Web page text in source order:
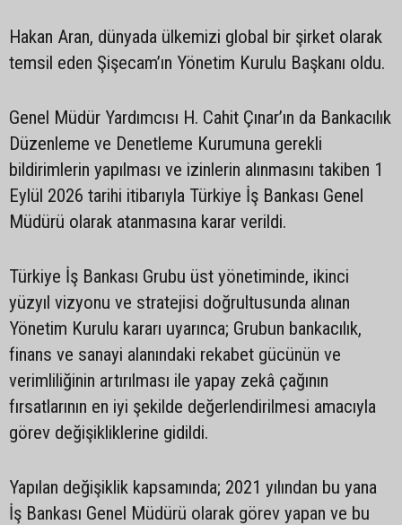
Hakan Aran, dünyada ülkemizi global bir şirket olarak
temsil eden Şişecam’ın Yönetim Kurulu Başkanı oldu.
Genel Müdür Yardımcısı H. Cahit Çınar’ın da Bankacılık
Düzenleme ve Denetleme Kurumuna gerekli
bildirimlerin yapılması ve izinlerin alınmasını takiben 1
Eylül 2026 tarihi itibarıyla Türkiye İş Bankası Genel
Müdürü olarak atanmasına karar verildi.
Türkiye İş Bankası Grubu üst yönetiminde, ikinci
yüzyıl vizyonu ve stratejisi doğrultusunda alınan
Yönetim Kurulu kararı uyarınca; Grubun bankacılık,
finans ve sanayi alanındaki rekabet gücünün ve
verimliliğinin artırılması ile yapay zekâ çağının
fırsatlarının en iyi şekilde değerlendirilmesi amacıyla
görev değişikliklerine gidildi.
Yapılan değişiklik kapsamında; 2021 yılından bu yana
İş Bankası Genel Müdürü olarak görev yapan ve bu